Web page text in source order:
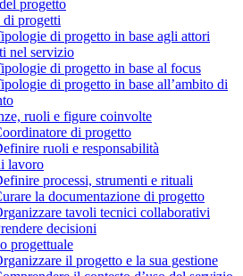
progetto
progetti
di progetto in base agli attori
nel servizio
di progetto in base al focus
di progetto in base all’ambito di
ruoli e figure coinvolte
di progetto
ruoli e responsabilità
lavoro
processi, strumenti e rituali
la documentazione di progetto
tavoli tecnici collaborativi
decisioni
progettuale
il progetto e la sua gestione